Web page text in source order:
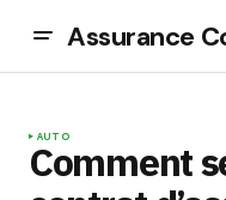
Assurance
AUTO
Comment